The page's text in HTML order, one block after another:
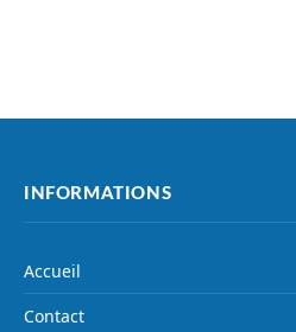
INFORMATIONS
Accueil
Contact